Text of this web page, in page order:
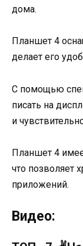
дома.
Планшет 4
делает его
С помощью
писать на
и
Планшет 4
что позволяет
приложений.
Видео: